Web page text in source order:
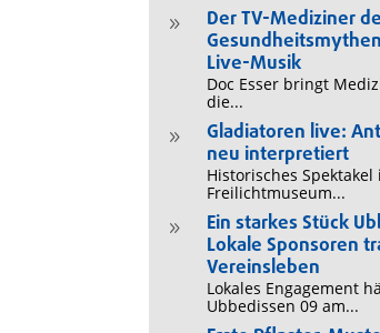
9
Der TV-Mediziner
Live-Musik
Doc Esser bringt
die...
9
Gladiatoren live:
neu interpretiert
Historisches Spektakel
Freilichtmuseum...
9
Ein starkes Stück
Lokale Sponsoren
Vereinsleben
Lokales Engagement
Ubbedissen 09 am...